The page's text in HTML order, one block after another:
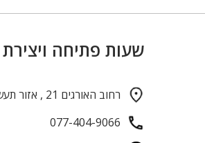
שעות פתיחה
רחוב האורגים 21 , אזור תעשייה חולון
077-404-9066